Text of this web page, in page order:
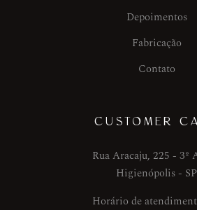
Depoimentos
Fabricação
Contato
CUSTOMER
Rua Aracaju, 225 - 3º
Higienópolis - SP
Horário de